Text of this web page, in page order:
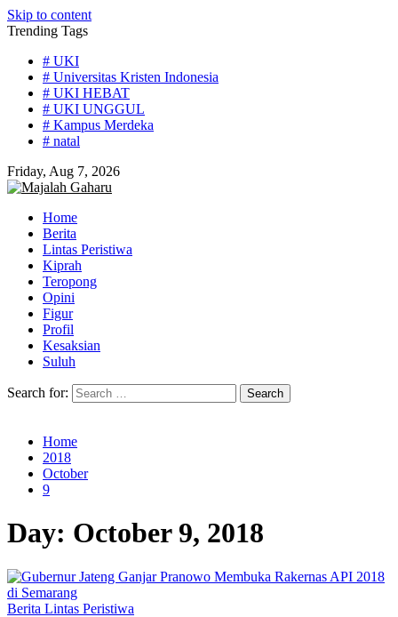
Skip to content
Trending Tags
# UKI
# Universitas Kristen Indonesia
# UKI HEBAT
# UKI UNGGUL
# Kampus Merdeka
# natal
Friday, Aug 7, 2026
Home
Berita
Lintas Peristiwa
Kiprah
Teropong
Opini
Figur
Profil
Kesaksian
Suluh
Search for:
Home
2018
October
9
Day: October 9, 2018
Berita Lintas Peristiwa